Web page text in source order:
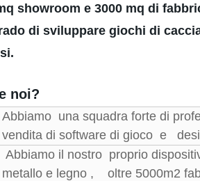
e 3000 mq di
di sviluppare giochi di
noi?
Abbiamo una squadra forte di
vendita di software di gioco e
Abbiamo il nostro proprio
metallo e legno , oltre 5000m2